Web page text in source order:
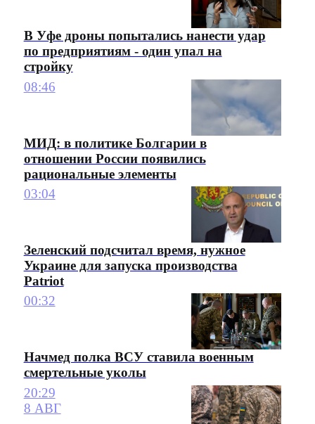
В Уфе дроны попытались нанести удар
по предприятиям - один упал на
стройку
08:46
МИД: в политике Болгарии в
отношении России появились
рациональные элементы
03:04
Зеленский подсчитал время, нужное
Украине для запуска производства
Patriot
00:32
Начмед полка ВСУ ставила военным
смертельные уколы
20:29
8 АВГ